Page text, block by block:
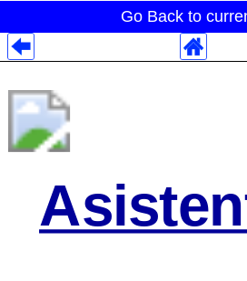
Go Back to
Despliegues Analytics
Despliegues Totales
Despliegues por Rubros